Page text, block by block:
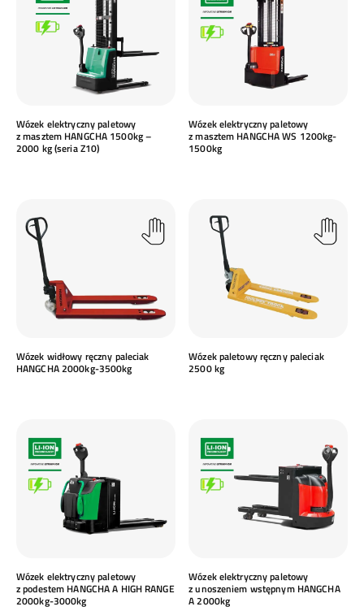
Wózek elektryczny paletowy
z masztem HANGCHA 1500kg –
2000 kg (seria Z10)
Wózek elektryczny paletowy
z masztem HANGCHA WS 1200kg-
1500kg
Wózek widłowy ręczny paleciak
HANGCHA 2000kg-3500kg
Wózek paletowy ręczny paleciak
2500 kg
Wózek elektryczny paletowy
z podestem HANGCHA A HIGH RANGE
2000kg-3000kg
Wózek elektryczny paletowy
z unoszeniem wstępnym HANGCHA
A 2000kg